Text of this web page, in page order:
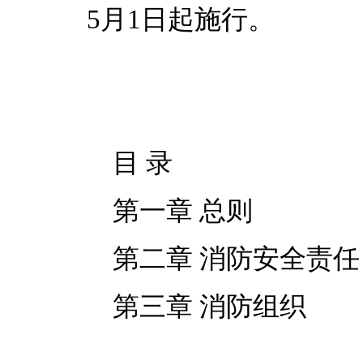
5月1日起施行。
目 录
第一章 总则
第二章 消防安全责任
第三章 消防组织